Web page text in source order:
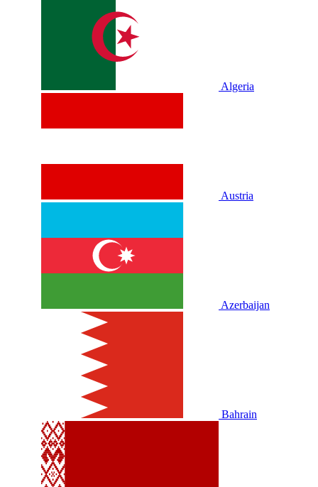
Algeria
Austria
Azerbaijan
Bahrain